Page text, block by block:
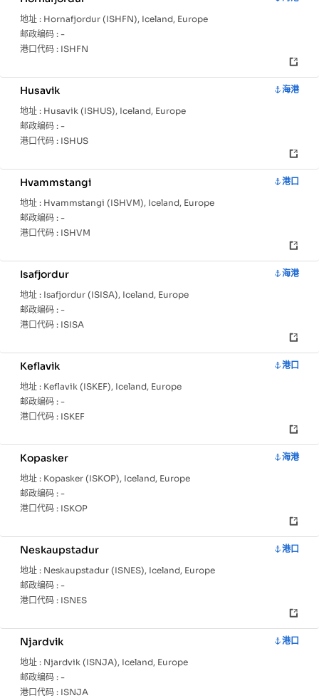
地址 : Hornafjordur (ISHFN), Iceland, Europe
邮政编码 : -
港口代码 : ISHFN
Husavik
海港
地址 : Husavik (ISHUS), Iceland, Europe
邮政编码 : -
港口代码 : ISHUS
Hvammstangi
港口
地址 : Hvammstangi (ISHVM), Iceland, Europe
邮政编码 : -
港口代码 : ISHVM
Isafjordur
海港
地址 : Isafjordur (ISISA), Iceland, Europe
邮政编码 : -
港口代码 : ISISA
Keflavik
港口
地址 : Keflavik (ISKEF), Iceland, Europe
邮政编码 : -
港口代码 : ISKEF
Kopasker
海港
地址 : Kopasker (ISKOP), Iceland, Europe
邮政编码 : -
港口代码 : ISKOP
Neskaupstadur
港口
地址 : Neskaupstadur (ISNES), Iceland, Europe
邮政编码 : -
港口代码 : ISNES
Njardvik
港口
地址 : Njardvik (ISNJA), Iceland, Europe
邮政编码 : -
港口代码 : ISNJA